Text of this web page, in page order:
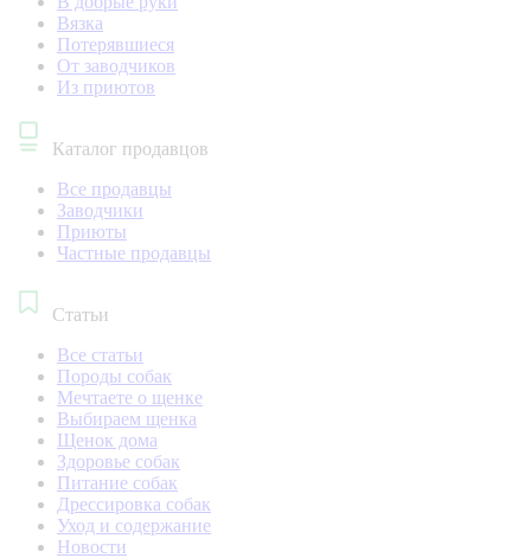
Вязка
Потерявшиеся
От заводчиков
Из приютов
Каталог продавцов
Все продавцы
Заводчики
Приюты
Частные продавцы
Статьи
Все статьи
Породы собак
Мечтаете о щенке
Выбираем щенка
Щенок дома
Здоровье собак
Питание собак
Дрессировка собак
Уход и содержание
Новости